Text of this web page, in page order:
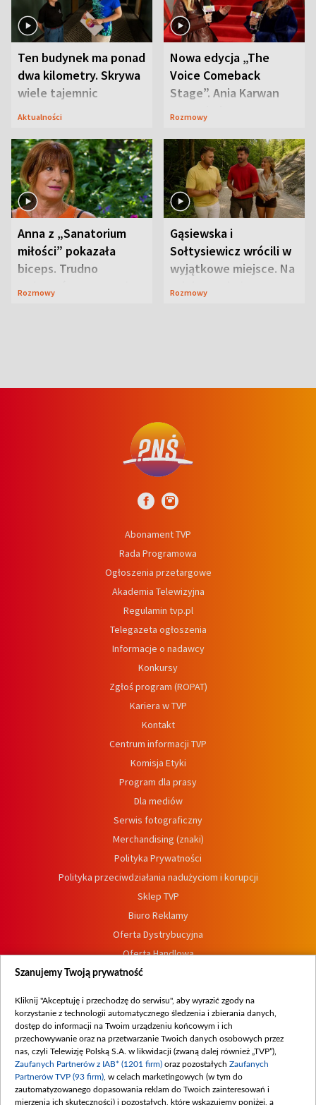
Ten budynek ma ponad
dwa kilometry. Skrywa
wiele tajemnic
Aktualności
Nowa edycja „The
Voice Comeback
Stage”. Ania Karwan
zapowiada
Rozmowy
Anna z „Sanatorium
miłości” pokazała
biceps. Trudno
uwierzyć, co przeszła
Rozmowy
Gąsiewska i
Sołtysiewicz wrócili w
wyjątkowe miejsce. Na
szlaku czekał
Rozmowy
Abonament TVP
Rada Programowa
Ogłoszenia przetargowe
Akademia Telewizyjna
Regulamin tvp.pl
Telegazeta ogłoszenia
Informacje o nadawcy
Konkursy
Zgłoś program (ROPAT)
Kariera w TVP
Kontakt
Centrum informacji TVP
Komisja Etyki
Program dla prasy
Dla mediów
Serwis fotograficzny
Merchandising (znaki)
Polityka Prywatności
Polityka przeciwdziałania nadużyciom i korupcji
Sklep TVP
Biuro Reklamy
Oferta Dystrybucyjna
Oferta Handlowa
Dostępność
Procedura zgłoszeń wewnętrznych
Szanujemy Twoją prywatność
Kliknij "Akceptuję i przechodzę do serwisu", aby wyrazić zgody na
korzystanie z technologii automatycznego śledzenia i zbierania danych,
dostęp do informacji na Twoim urządzeniu końcowym i ich
przechowywanie oraz na przetwarzanie Twoich danych osobowych przez
nas, czyli Telewizję Polską S.A. w likwidacji (zwaną dalej również „TVP”),
Zaufanych Partnerów z IAB* (1201 firm) oraz pozostałych Zaufanych
Partnerów TVP (93 firm) , w celach marketingowych (w tym do
zautomatyzowanego dopasowania reklam do Twoich zainteresowań i
mierzenia ich skuteczności) i pozostałych, które wskazujemy poniżej, a